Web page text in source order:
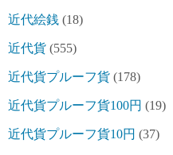
近代絵銭 (18)
近代貨 (555)
近代貨プルーフ貨 (178)
近代貨プルーフ貨100円 (19)
近代貨プルーフ貨10円 (37)